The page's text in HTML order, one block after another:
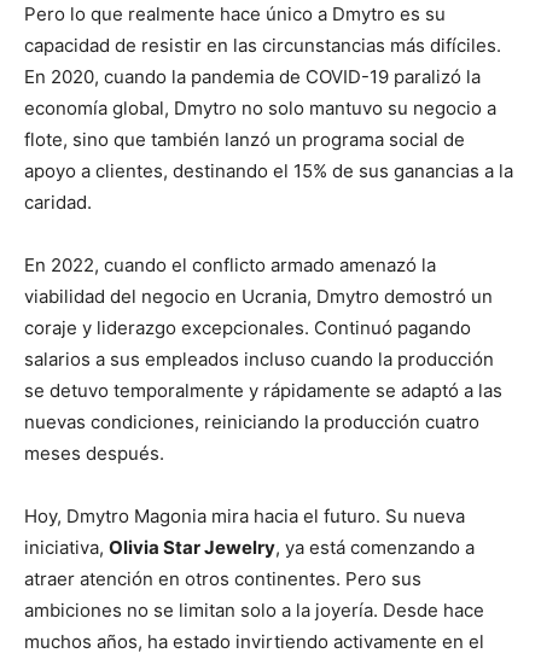
Pero lo que realmente hace único a Dmytro es su
capacidad de resistir en las circunstancias más difíciles.
En 2020, cuando la pandemia de COVID-19 paralizó la
economía global, Dmytro no solo mantuvo su negocio a
flote, sino que también lanzó un programa social de
apoyo a clientes, destinando el 15% de sus ganancias a la
caridad.
En 2022, cuando el conflicto armado amenazó la
viabilidad del negocio en Ucrania, Dmytro demostró un
coraje y liderazgo excepcionales. Continuó pagando
salarios a sus empleados incluso cuando la producción
se detuvo temporalmente y rápidamente se adaptó a las
nuevas condiciones, reiniciando la producción cuatro
meses después.
Hoy, Dmytro Magonia mira hacia el futuro. Su nueva
iniciativa, Olivia Star Jewelry, ya está comenzando a
atraer atención en otros continentes. Pero sus
ambiciones no se limitan solo a la joyería. Desde hace
muchos años, ha estado invirtiendo activamente en el